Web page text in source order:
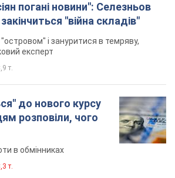
погані новини": Селезньов
"війна складів"
і зануритися в темряву,
експерт
т.
до нового курсу
розповіли, чого
в обмінниках
т.